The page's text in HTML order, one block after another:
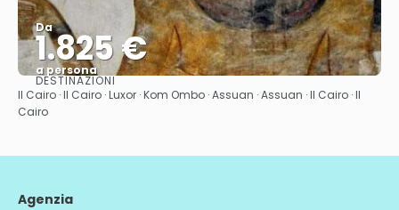
Da
1.825 €
a persona
Vedere
DESTINAZIONI
Il Cairo · Il Cairo · Luxor · Kom Ombo · Assuan · Assuan · Il Cairo · Il
Cairo
Agenzia